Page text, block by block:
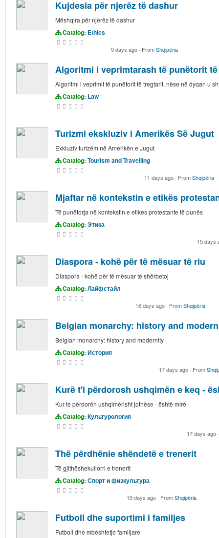
Kujdesia për njerëz të dashur
Mëshqira për njerëz të dashur
Catalog: Ethics
9 days ago · FromShqipëria
Algoritmi i veprimtarash të punëtorit
Algoritmi i veprimit të punëtorit të tregtarit, nëse në dyqan u
Catalog: Law
Turizmi ekskluziv i Amerikës Së Jugut
Exkluziv turizëm në Amerikën e Jugut
Catalog: Tourism and Travelling
11 days ago · FromShqipëria
Mjaftar në kontekstin e etikës
Të punëtorja në kontekstin e etikës protestante të punës
Catalog: Этика
15 days
Diaspora - kohë për të mësuar të riu
Diaspora - kohë për të mësuar të shërbetoj
Catalog: Лайфстайл
16 days ago · FromShqipëria
Belgian monarchy: history and
Belgian monarchy: history and modernity
Catalog: История
17 days ago · From
Kurë t'i përdorosh ushqimën e keq -
Kur te përdorën ushqimërisht jothëse - është mirë
Catalog: Культурология
17 days ago ·
Thë përdhënie shëndetë e trenerit
Të gjithëshekullorri e trenerit
Catalog: Спорт и физкультура
19 days ago · FromShqipëria
Futboll dhe suportimi i familjes
Futboll dhe mbështetje familjare